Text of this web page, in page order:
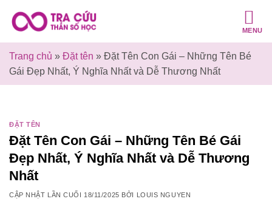
qua
dung
MENU
Trang chủ » Đặt tên » Đặt Tên Con Gái – Những Tên Bé
Gái Đẹp Nhất, Ý Nghĩa Nhất và Dễ Thương Nhất
ĐẶT TÊN
Đặt Tên Con Gái – Những Tên Bé Gái
Đẹp Nhất, Ý Nghĩa Nhất và Dễ Thương
Nhất
CẬP NHẬT LẦN CUỐI 18/11/2025 BỞI LOUIS NGUYEN